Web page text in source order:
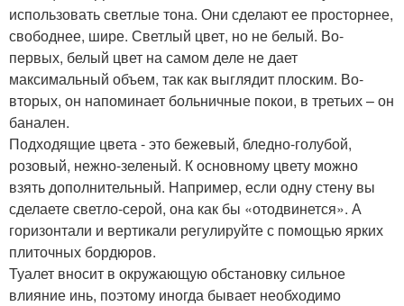
использовать светлые тона. Они сделают ее просторнее,
свободнее, шире. Светлый цвет, но не белый. Во-
первых, белый цвет на самом деле не дает
максимальный объем, так как выглядит плоским. Во-
вторых, он напоминает больничные покои, в третьих – он
банален.
Подходящие цвета - это бежевый, бледно-голубой,
розовый, нежно-зеленый. К основному цвету можно
взять дополнительный. Например, если одну стену вы
сделаете светло-серой, она как бы «отодвинется». А
горизонтали и вертикали регулируйте с помощью ярких
плиточных бордюров.
Туалет вносит в окружающую обстановку сильное
влияние инь, поэтому иногда бывает необходимо